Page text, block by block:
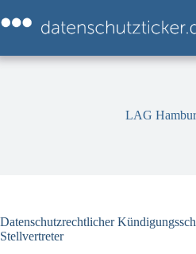
Inhalt
springen
LAG
Datenschutzrechtlicher
Stellvertreter